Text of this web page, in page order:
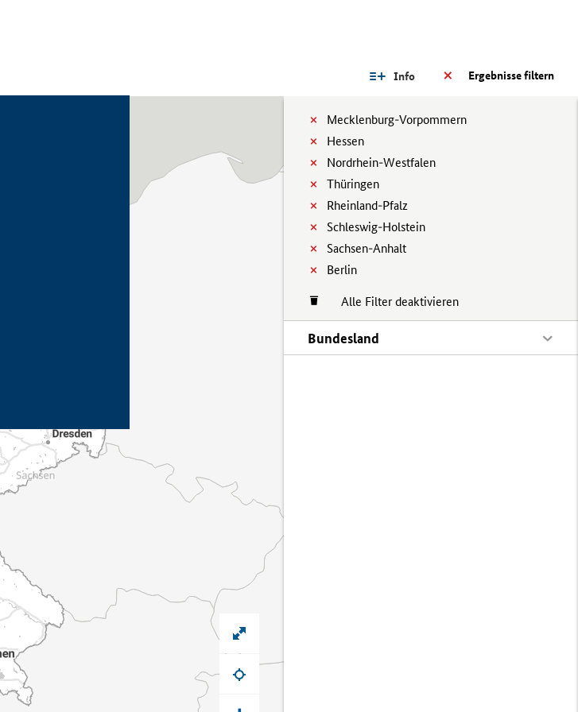
Ergebnisse filtern
Info
Mecklenburg-Vorpommern
Hessen
Nordrhein-Westfalen
Thüringen
Rheinland-Pfalz
Schleswig-Holstein
Sachsen-Anhalt
Berlin
Alle Filter deaktivieren
Bundesland